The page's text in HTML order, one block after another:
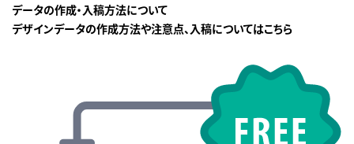
データの作成・入稿方法について
デザインデータの作成方法や注意点、入稿についてはこちら